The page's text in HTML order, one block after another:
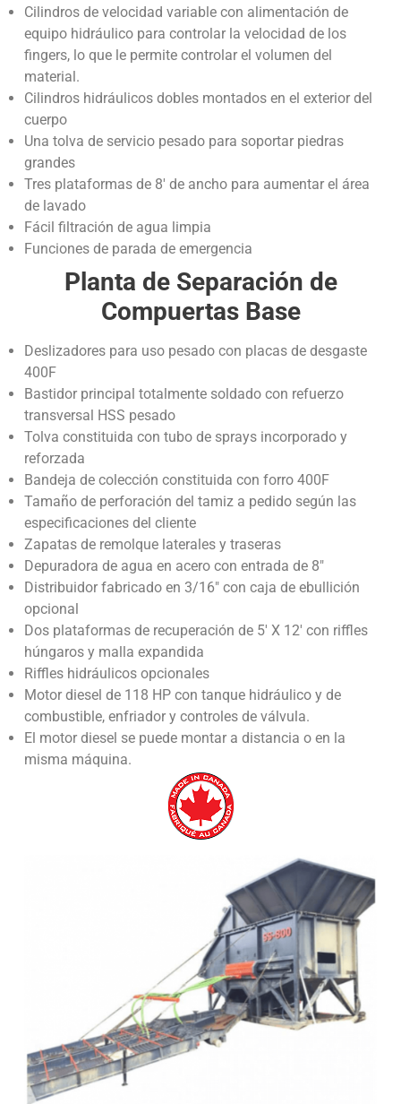
Cilindros de velocidad variable con alimentación de
equipo hidráulico para controlar la velocidad de los
fingers, lo que le permite controlar el volumen del
material.
Cilindros hidráulicos dobles montados en el exterior del
cuerpo
Una tolva de servicio pesado para soportar piedras
grandes
Tres plataformas de 8′ de ancho para aumentar el área
de lavado
Fácil filtración de agua limpia
Funciones de parada de emergencia
Planta de Separación de
Compuertas Base
Deslizadores para uso pesado con placas de desgaste
400F
Bastidor principal totalmente soldado con refuerzo
transversal HSS pesado
Tolva constituida con tubo de sprays incorporado y
reforzada
Bandeja de colección constituida con forro 400F
Tamaño de perforación del tamiz a pedido según las
especificaciones del cliente
Zapatas de remolque laterales y traseras
Depuradora de agua en acero con entrada de 8″
Distribuidor fabricado en 3/16″ con caja de ebullición
opcional
Dos plataformas de recuperación de 5′ X 12′ con riffles
húngaros y malla expandida
Riffles hidráulicos opcionales
Motor diesel de 118 HP con tanque hidráulico y de
combustible, enfriador y controles de válvula.
El motor diesel se puede montar a distancia o en la
misma máquina.